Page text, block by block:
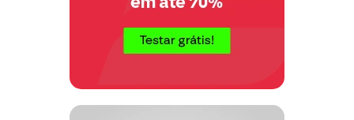
Destarte, diante da situação criada pela
instituição, não restou outro caminho ao
Autor, senão aforar a presente demanda
HOC IPSUM EST
II – QUANTO AO MÉRITO